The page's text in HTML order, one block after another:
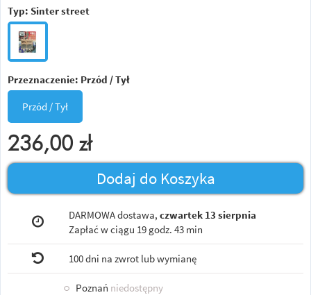
Typ: Sinter street
Przeznaczenie: Przód / Tył
Przód / Tył
236,00 zł
Dodaj do Koszyka
DARMOWA dostawa, czwartek 13 sierpnia
Zapłać w ciągu 19 godz. 43 min
100 dni na zwrot lub wymianę
○ Poznań niedostępny